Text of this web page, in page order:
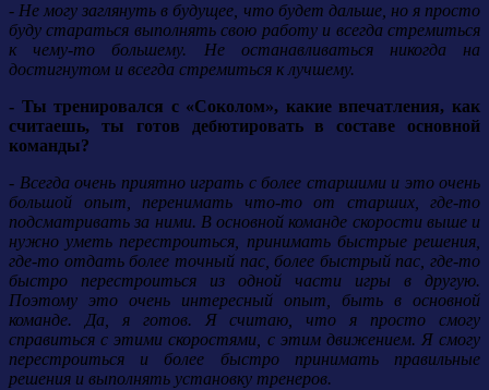
- Не могу заглянуть в будущее, что будет дальше, но я просто
буду стараться выполнять свою работу и всегда стремиться
к чему-то большему. Не останавливаться никогда на
достигнутом и всегда стремиться к лучшему.
- Ты тренировался с «Соколом», какие впечатления, как
считаешь, ты готов дебютировать в составе основной
команды?
- Всегда очень приятно играть с более старшими и это очень
большой опыт, перенимать что-то от старших, где-то
подсматривать за ними. В основной команде скорости выше и
нужно уметь перестроиться, принимать быстрые решения,
где-то отдать более точный пас, более быстрый пас, где-то
быстро перестроиться из одной части игры в другую.
Поэтому это очень интересный опыт, быть в основной
команде. Да, я готов. Я считаю, что я просто смогу
справиться с этими скоростями, с этим движением. Я смогу
перестроиться и более быстро принимать правильные
решения и выполнять установку тренеров.